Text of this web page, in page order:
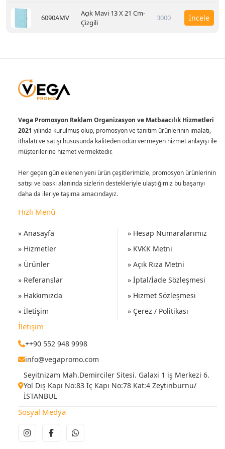
6090AMV
Açık Mavi 13 X 21 Cm-
Çizgili
3000 İncele
Vega Promosyon Reklam Organizasyon ve Matbaacılık Hizmetleri
2021 yılında kurulmuş olup, promosyon ve tanıtım ürünlerinin imalatı,
ithalatı ve satışı hususunda kaliteden ödün vermeyen hizmet anlayışı ile
müşterilerine hizmet vermektedir.
Her geçen gün eklenen yeni ürün çeşitlerimizle, promosyon ürünlerinin
satışı ve baskı alanında sizlerin destekleriyle ulaştığımız bu başarıyı
daha da ileriye taşıma amacındayız.
Hızlı Menü
» Anasayfa
» Hizmetler
» Ürünler
» Referanslar
» Hakkımızda
» İletişim
» Hesap Numaralarımız
» KVKK Metni
» Açık Rıza Metni
» İptal/İade Sözleşmesi
» Hizmet Sözleşmesi
» Çerez / Politikası
İletişim
++90 552 948 9998
info@vegapromo.com
Seyitnizam Mah.Demirciler Sitesi. Galaxi 1 iş Merkezi 6.
Yol Dış Kapı No:83 İç Kapı No:78 Kat:4 Zeytinburnu/
İSTANBUL
Sosyal Medya